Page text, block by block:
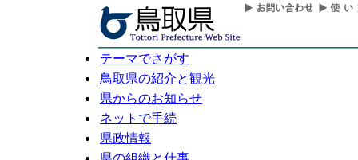
テーマでさがす
鳥取県の紹介と観光
県からのお知らせ
ネットで手続
県政情報